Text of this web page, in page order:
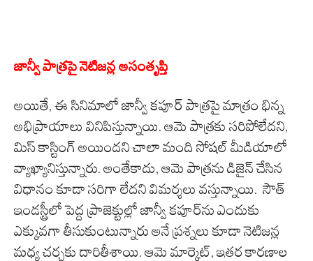
జాన్వీ పాత్రపై నెటిజన్ల అసంతృప్తి
అయితే, ఈ సినిమాలో జాన్వీ కపూర్ పాత్రపై మాత్రం భిన్న
అభిప్రాయాలు వినిపిస్తున్నాయి. ఆమె పాత్రకు సరిపోలేదని,
మిస్ కాస్టింగ్ అయిందని చాలా మంది సోషల్ మీడియాలో
వ్యాఖ్యానిస్తున్నారు. అంతేకాదు, ఆమె పాత్రను డిజైన్ చేసిన
విధానం కూడా సరిగా లేదని విమర్శలు వస్తున్నాయి. సౌత్
ఇండస్ట్రీలో పెద్ద ప్రాజెక్టుల్లో జాన్వీ కపూర్‌ను ఎందుకు
ఎక్కువగా తీసుకుంటున్నారు అనే ప్రశ్నలు కూడా నెటిజన్ల
మధ్య చర్చకు దారితీశాయి. ఆమె మార్కెట్, ఇతర కారణాల